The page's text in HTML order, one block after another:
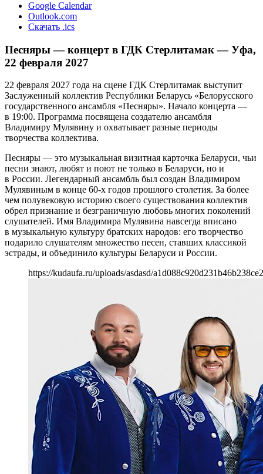
Google Calendar
Outlook.com
Скачать .ics
Песняры — концерт в ГДК Стерлитамак — Уфа,
22 февраля 2027
22 февраля 2027 года на сцене ГДК Стерлитамак выступит
Заслуженный коллектив Республики Беларусь «Белорусского
государственного ансамбля «Песняры». Начало концерта —
в 19:00. Программа посвящена создателю ансамбля
Владимиру Мулявину и охватывает разные периоды
творчества коллектива.
Песняры — это музыкальная визитная карточка Беларуси, чьи
песни знают, любят и поют не только в Беларуси, но и
в России. Легендарный ансамбль был создан Владимиром
Мулявиным в конце 60-х годов прошлого столетия. За более
чем полувековую историю своего существования коллектив
обрел признание и безграничную любовь многих поколений
слушателей. Имя Владимира Мулявина навсегда вписано
в музыкальную культуру братских народов: его творчество
подарило слушателям множество песен, ставших классикой
эстрады, и объединило культуры Беларуси и России.
https://kudaufa.ru/uploads/asdasd/